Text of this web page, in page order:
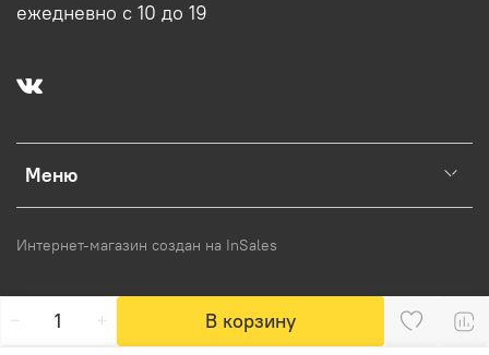
В корзину
Меню
ежедневно с 10 до 19
Интернет-магазин создан на InSales